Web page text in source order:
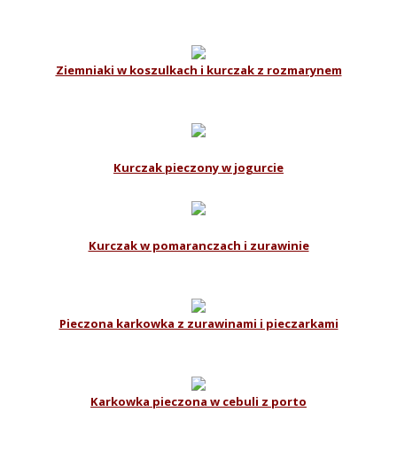
Ziemniaki w koszulkach i kurczak z rozmarynem
Kurczak pieczony w jogurcie
Kurczak w pomaranczach i zurawinie
Pieczona karkowka z zurawinami i pieczarkami
Karkowka pieczona w cebuli z porto